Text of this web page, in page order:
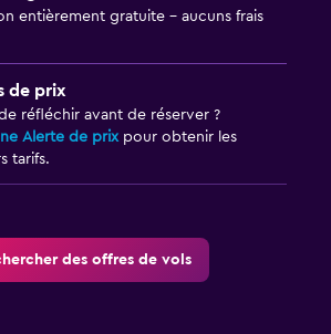
entièrement gratuite - aucuns frais
de prix
réfléchir avant de réserver ?
Alerte de prix pour obtenir les
tarifs.
des offres de vols